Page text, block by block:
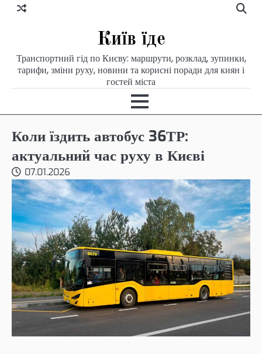
Київ їде
Транспортний гід по Києву: маршрути, розклад, зупинки,
тарифи, зміни руху, новини та корисні поради для киян і
гостей міста
Коли їздить автобус 36ТР:
актуальний час руху в Києві
07.01.2026